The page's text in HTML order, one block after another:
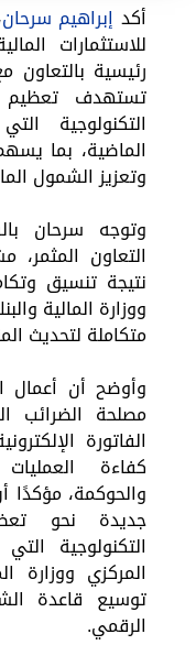
أكد إبراهيم سرحان
رئيسية بالتعاون
تستهدف تعظيم
التكنولوجية
الماضية، بما
وتعزيز الشمول
وتوجه سرحان
التعاون
نتيجة تنسيق
ووزارة المالية
متكاملة لتحديث
وأوضح أن أعمال
مصلحة الضرائب
الفاتورة
كفاءة
والحوكمة، مؤكدًا
جديدة نحو
التكنولوجية
المركزي ووزارة
توسيع قاعدة
الرقمي.